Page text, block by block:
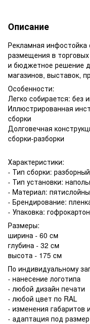
Описание
Рекламная инфостойка
размещения в
и бюджетное решение
магазинов, выставок,
Особенности:
Легко собирается: без
Иллюстрированная
сборки
Долговечная
сборки-разборки
Характеристики:
- Тип сборки: разборный
- Тип установки:
- Материал:
- Брендирование:
- Упаковка: гофрокартон
Размеры:
ширина - 60 см
глубина - 32 см
высота - 175 см
По индивидуальному
- нанесение логотипа
- любой дизайн печати
- любой цвет по RAL
- изменения габаритов
- адаптация под